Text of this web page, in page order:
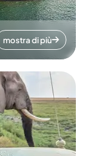
mostra di più